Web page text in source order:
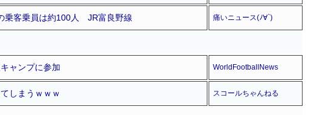
乗客乗員は約100人 JR富良野線 痛いニュース(ﾉ∀`)
ャンプに参加 WorldFootballNews
しまうｗｗｗ スコールちゃんねる